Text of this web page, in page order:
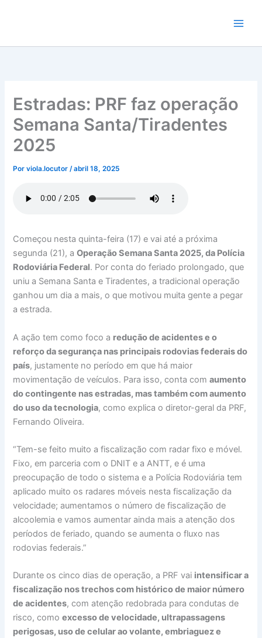
conteúdo
Estradas: PRF faz operação
Semana Santa/Tiradentes
2025
Porviola.locutor/abril 18, 2025
Começou nesta quinta-feira (17) e vai até a próxima
segunda (21), aOperação Semana Santa 2025, da Polícia
Rodoviária Federal. Por conta do feriado prolongado, que
uniu a Semana Santa e Tiradentes, a tradicional operação
ganhou um dia a mais, o que motivou muita gente a pegar
a estrada.
A ação tem como foco a redução de acidentes e o
reforço da segurança nas principais rodovias federais do
país, justamente no período em que há maior
movimentação de veículos. Para isso, conta comaumento
do contingente nas estradas, mas também com aumento
do uso da tecnologia, como explica o diretor-geral da PRF,
Fernando Oliveira.
“Tem-se feito muito a fiscalização com radar fixo e móvel.
Fixo, em parceria com o DNIT e a ANTT, e é uma
preocupação de todo o sistema e a Polícia Rodoviária tem
aplicado muito os radares móveis nesta fiscalização da
velocidade; aumentamos o número de fiscalização de
alcoolemia e vamos aumentar ainda mais a atenção dos
períodos de feriado, quando se aumenta o fluxo nas
rodovias federais.”
Durante os cinco dias de operação, a PRF vai intensificar a
fiscalização nos trechos com histórico de maior número
de acidentes, com atenção redobrada para condutas de
risco, comoexcesso de velocidade, ultrapassagens
perigosas, uso de celular ao volante, embriaguez e